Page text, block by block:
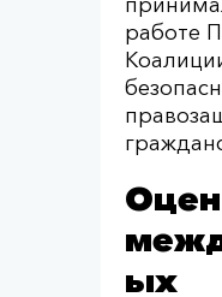
работе
ых